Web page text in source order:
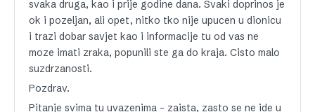
svaka druga, kao i prije godine dana. Svaki doprinos je
ok i pozeljan, ali opet, nitko tko nije upucen u dionicu
i trazi dobar savjet kao i informacije tu od vas ne
moze imati zraka, popunili ste ga do kraja. Cisto malo
suzdrzanosti.
Pozdrav.
Pitanje svima tu uvazenima – zaista, zasto se ne ide u